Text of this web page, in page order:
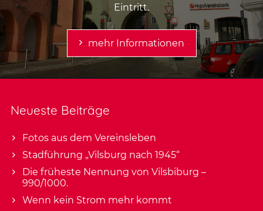
Eintritt.
mehr Informationen
Neueste Beiträge
Fotos aus dem Vereinsleben
Stadführung „Vilsburg nach 1945“
Die früheste Nennung von Vilsbiburg –
990/1000.
Wenn kein Strom mehr kommt